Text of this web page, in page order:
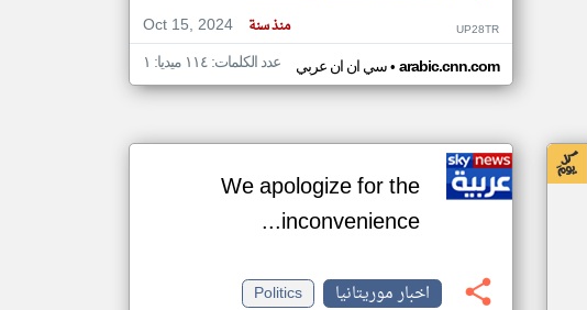
Oct 15, 2024
منذ سنة UP28TR
سي ان ان عربي• arabic.cnn.com عدد الكلمات: ١١٤ ميديا: ١
We apologize for the
inconvenience...
اخبار موريتانيا
Politics